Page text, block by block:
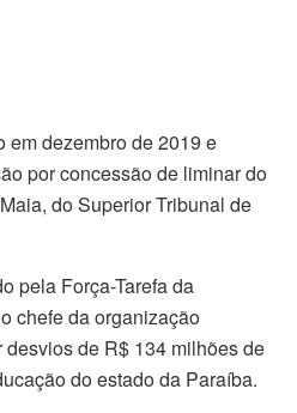
em dezembro de 2019 e
por concessão de liminar do
do Superior Tribunal de
pela Força-Tarefa da
chefe da organização
de R$ 134 milhões de
do estado da Paraíba.